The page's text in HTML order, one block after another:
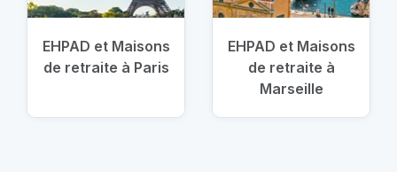
EHPAD et Maisons
de retraite à Paris
EHPAD et Maisons
de retraite à
Marseille